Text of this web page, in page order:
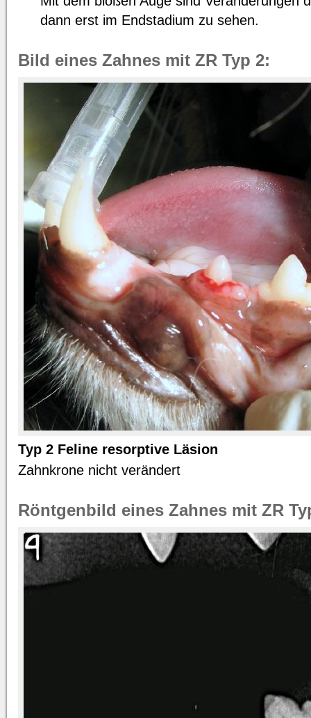
dann erst im Endstadium zu sehen.
Bild eines Zahnes mit ZR Typ 2:
Typ 2 Feline resorptive Läsion
Zahnkrone nicht verändert
Röntgenbild eines Zahnes mit ZR